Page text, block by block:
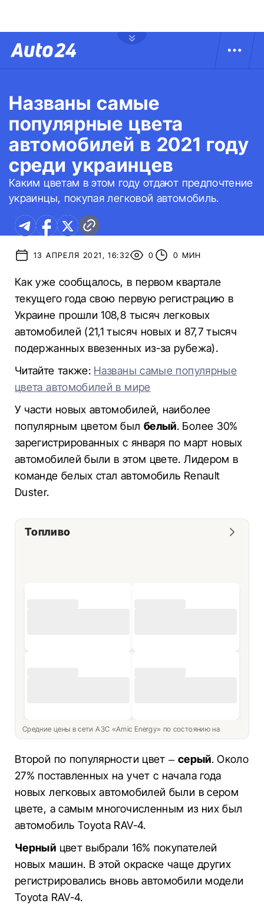
Названы самые
популярные цвета
автомобилей в 2021 году
среди украинцев
Каким цветам в этом году отдают предпочтение
украинцы, покупая легковой автомобиль.
13 АПРЕЛЯ 2021, 16:32 0 0 МИН
Как уже сообщалось, в первом квартале
текущего года свою первую регистрацию в
Украине прошли 108,8 тысяч легковых
автомобилей (21,1 тысяч новых и 87,7 тысяч
подержанных ввезенных из-за рубежа).
Читайте также: Названы самые популярные
цвета автомобилей в мире
У части новых автомобилей, наиболее
популярным цветом был белый. Более 30%
зарегистрированных с января по март новых
автомобилей были в этом цвете. Лидером в
команде белых стал автомобиль Renault
Duster.
Топливо
Средние цены в сети АЗС «Amic Energy» по состоянию на
Второй по популярности цвет – серый. Около
27% поставленных на учет с начала года
новых легковых автомобилей были в сером
цвете, а самым многочисленным из них был
автомобиль Toyota RAV-4.
Черный цвет выбрали 16% покупателей
новых машин. В этой окраске чаще других
регистрировались вновь автомобили модели
Toyota RAV-4.